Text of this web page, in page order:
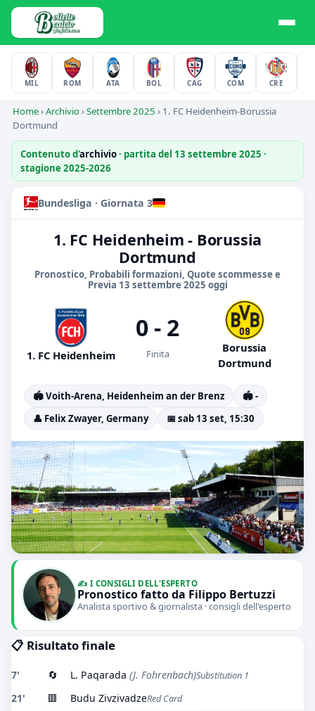
MIL ROM ATA BOL CAG COM CRE
Home›Archivio›Settembre 2025 › 1. FC Heidenheim-Borussia
Dortmund
Contenuto d'archivio· partita del 13 settembre 2025 ·
stagione 2025-2026
Bundesliga · Giornata 3
1. FC Heidenheim - Borussia
Dortmund
Pronostico, Probabili formazioni, Quote scommesse e
Previa 13 settembre 2025 oggi
1. FC Heidenheim
0 - 2
Finita
Borussia
Dortmund
🏟️ Voith-Arena, Heidenheim an der Brenz
🏟️ -
👤 Felix Zwayer, Germany
📅 sab 13 set, 15:30
✍️ I CONSIGLI DELL'ESPERTO
Pronostico fatto da Filippo Bertuzzi
Analista sportivo & giornalista · consigli dell'esperto
📋 Risultato finale
7' 🔄 L. Paqarada (J. Fohrenbach)Substitution 1
21' 🟥 Budu ZivzivadzeRed Card